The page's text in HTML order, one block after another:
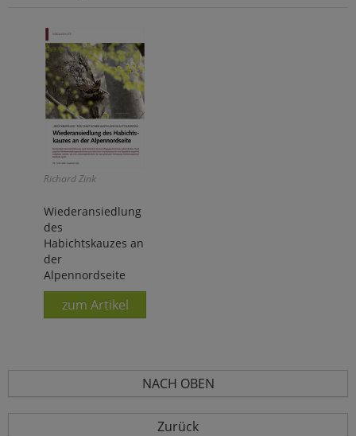
Richard Zink
Wiederansiedlung
des
Habichtskauzes an
der
Alpennordseite
zum Artikel
NACH OBEN
Zurück